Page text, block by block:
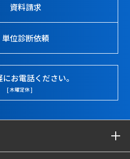
資料請求
単位診断依頼
お電話ください。
[ 木曜定休 ]